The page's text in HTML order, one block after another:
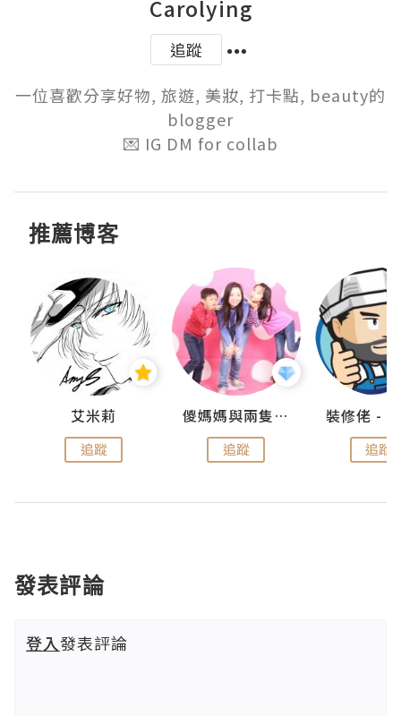
Carolying
追蹤
一位喜歡分享好物, 旅遊, 美妝, 打卡點, beauty的
blogger
💌 IG DM for collab
推薦博客
艾米莉
追蹤
儍媽媽與兩隻小魔怪之家
追蹤 追蹤
發表評論
登入發表評論